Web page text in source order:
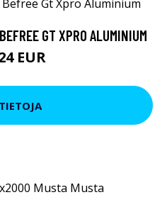
GT XPRO ALUMINIUM
EUR